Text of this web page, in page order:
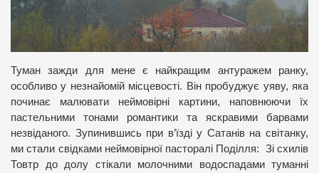
Туман зажди для мене є найкращим антуражем ранку,
особливо у незнайомій місцевості. Він пробуджує уяву, яка
починає малювати неймовірні картини, наповнюючи їх
пастельними тонами романтики та яскравими барвами
незвіданого. Зупинившись при в’їзді у Сатанів на світанку,
ми стали свідками неймовірної пасторалі Поділля: Зі схилів
Товтр до долу стікали молочними водоспадами туманні